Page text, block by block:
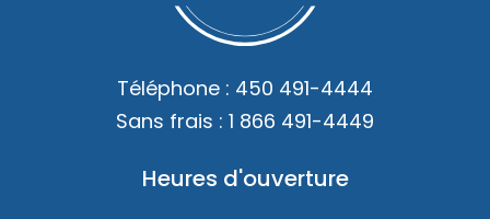
Téléphone : 450 491-4444
Sans frais : 1 866 491-4449
Heures d'ouverture